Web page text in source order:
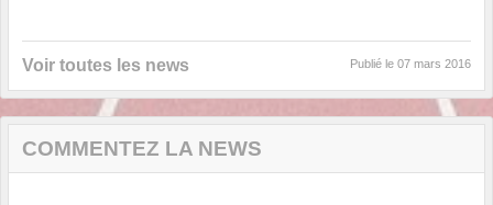
Voir toutes les news Publié le 07 mars 2016
COMMENTEZ LA NEWS